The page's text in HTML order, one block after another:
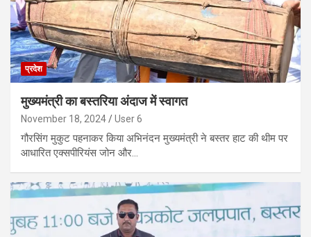
प्रदेश
मुख्यमंत्री का बस्तरिया अंदाज में स्वागत
November 18, 2024 User 6
गौरसिंग मुकुट पहनाकर किया अभिनंदन मुख्यमंत्री ने बस्तर हाट की थीम पर
आधारित एक्सपीरियंस जोन और…